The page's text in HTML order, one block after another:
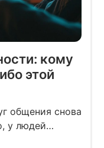
кому
этой
общения снова
у людей